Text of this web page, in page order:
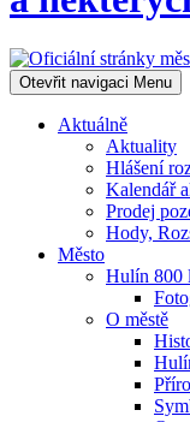
Otevřit navigaci Menu
Aktuálně
Aktuality
Hlášení
Kalendář
Prodej
Hody,
Město
Hulín 800
O městě